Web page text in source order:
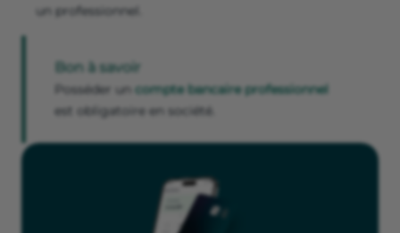
un professionnel.
Bon à savoir
Posséder un compte bancaire professionnel
est obligatoire en société.